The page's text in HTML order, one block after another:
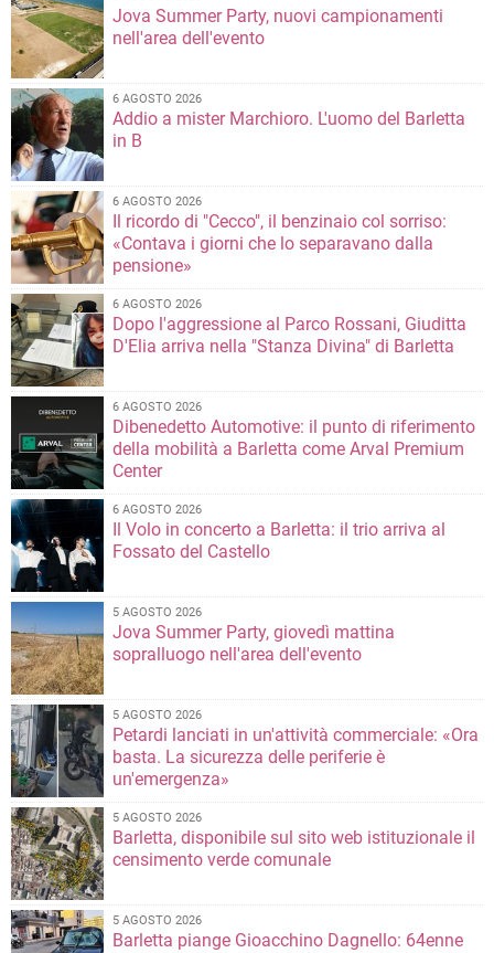
Jova Summer Party, nuovi campionamenti
nell'area dell'evento
6 AGOSTO 2026
Addio a mister Marchioro. L'uomo del Barletta
in B
6 AGOSTO 2026
Il ricordo di "Cecco", il benzinaio col sorriso:
«Contava i giorni che lo separavano dalla
pensione»
6 AGOSTO 2026
Dopo l'aggressione al Parco Rossani, Giuditta
D'Elia arriva nella "Stanza Divina" di Barletta
6 AGOSTO 2026
Dibenedetto Automotive: il punto di riferimento
della mobilità a Barletta come Arval Premium
Center
6 AGOSTO 2026
Il Volo in concerto a Barletta: il trio arriva al
Fossato del Castello
5 AGOSTO 2026
Jova Summer Party, giovedì mattina
sopralluogo nell'area dell'evento
5 AGOSTO 2026
Petardi lanciati in un'attività commerciale: «Ora
basta. La sicurezza delle periferie è
un'emergenza»
5 AGOSTO 2026
Barletta, disponibile sul sito web istituzionale il
censimento verde comunale
5 AGOSTO 2026
Barletta piange Gioacchino Dagnello: 64enne